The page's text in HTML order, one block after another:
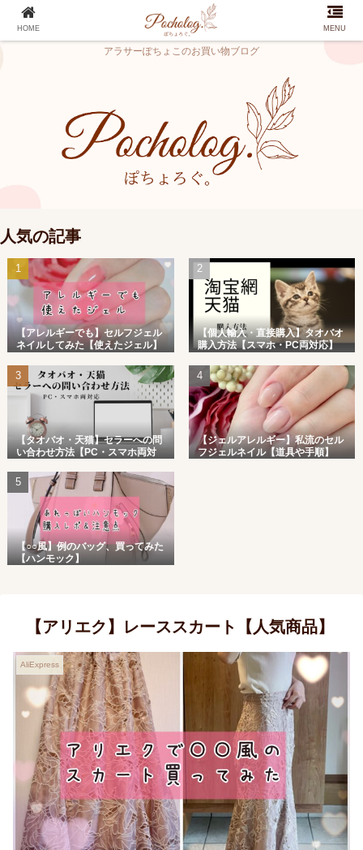
アラサーぽちょこのお買い物ブログ
人気の記事
【アレルギーでも】セルフジェル
ネイルしてみた【使えたジェル】
【個人輸入・直接購入】タオバオ
購入方法【スマホ・PC両対応】
【タオバオ・天猫】セラーへの問
い合わせ方法【PC・スマホ両対
【ジェルアレルギー】私流のセル
フジェルネイル【道具や手順】
【○○風】例のバッグ、買ってみた
【ハンモック】
【アリエク】レーススカート【人気商品】
AliExpress
HOME MENU